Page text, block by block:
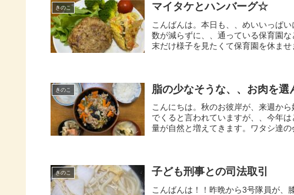
きのこ マイタケとハンバーグ☆
こんばんは。本日も、、めいいっぱ
数が減らずに、、通っている保育園
末だけ様子を見たくて保育園を休ま
きのこ 脂の少なそうな、、お肉を選
こんにちは。秋のお彼岸が、来週か
でくると言われていますが、、今年
量が自然と増えてきます。ワタシ達
きのこ 子ども刑事との司法取引
こんばんは！！昨晩から3号隊員が、